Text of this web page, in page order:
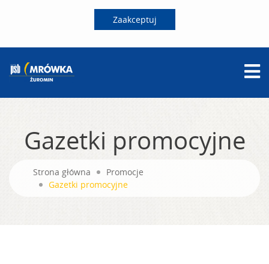
Zaakceptuj
Gazetki promocyjne
Strona główna
Promocje
Gazetki promocyjne